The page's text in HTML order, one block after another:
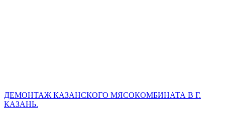
ДЕМОНТАЖ КАЗАНСКОГО МЯСОКОМБИНАТА В Г.
КАЗАНЬ.